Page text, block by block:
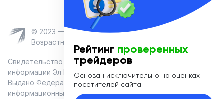
© 2023 — Coinmania
Возрастное ограничение 16+
Свидетельство о регистрации средства массовой
информации Эл № ФС 77-74908 от «25» января 2019 г.
Выдано Федеральной службой по надзору в сфере связи,
информационных технологий и массовых коммуникаций
Рейтинг проверенных
трейдеров
Основан исключительно на оценках
посетителей сайта